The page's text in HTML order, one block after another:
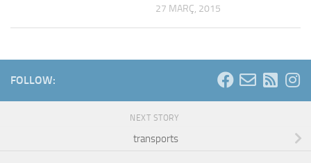
27 MARÇ, 2015
FOLLOW:
NEXT STORY
transports